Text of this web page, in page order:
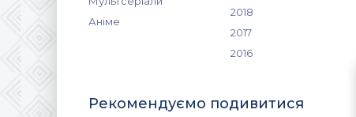
Аніме
2018
2017
2016
Рекомендуємо подивитися